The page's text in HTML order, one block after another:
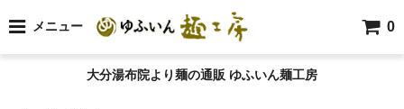
メニュー 0
大分湯布院より麺の通販 ゆふいん麺工房